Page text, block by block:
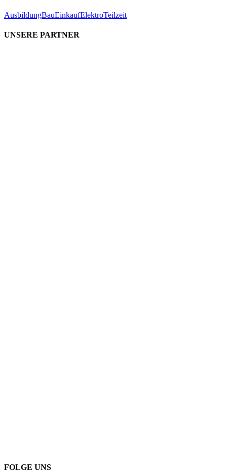
AusbildungBauEinkaufElektroTeilzeit
UNSERE PARTNER
FOLGE UNS